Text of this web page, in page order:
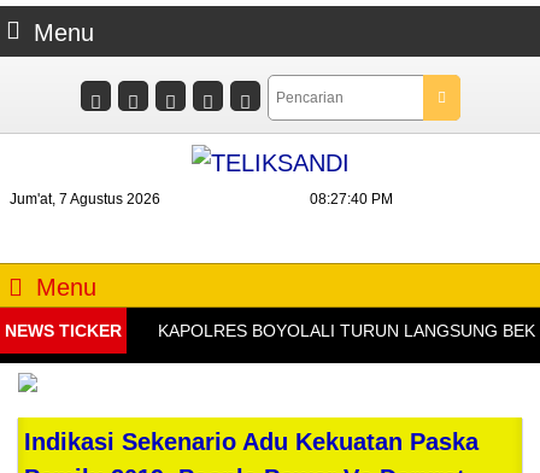
Menu
Jum'at, 7 Agustus 2026 08:27:40 PM
Menu
NEWS TICKER KAPOLRES BOYOLALI TURUN LANGSUNG
Indikasi Sekenario Adu Kekuatan Paska